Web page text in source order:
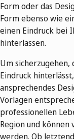
Form oder das
Form ebenso wie
einen Eindruck bei
hinterlassen.
Um
Eindruck
ansprechendes
Vorlagen
professionellen
Region und
werden. Ob